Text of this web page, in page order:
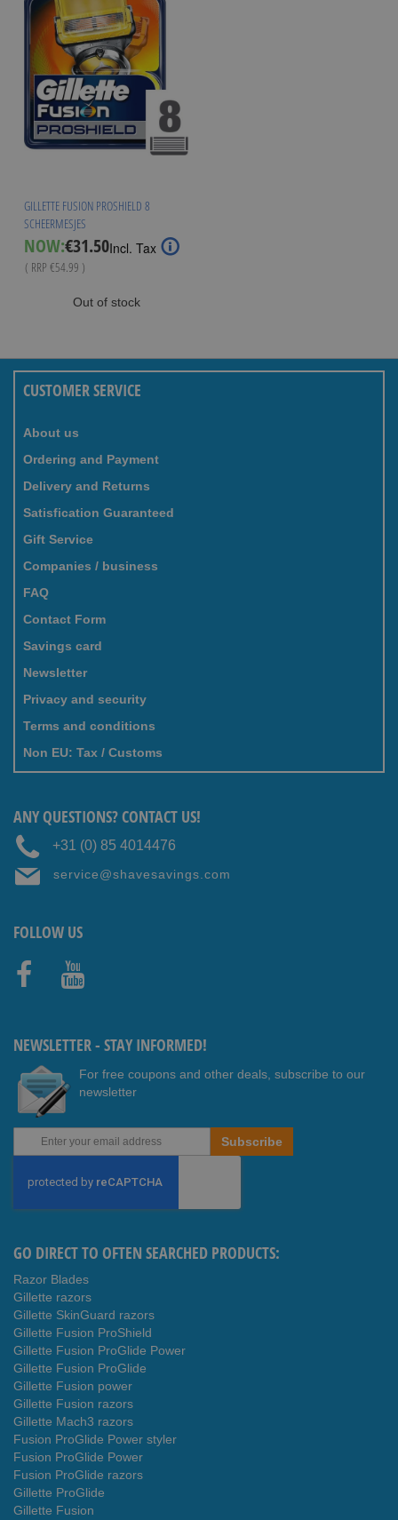
GILLETTE FUSION PROSHIELD 8
SCHEERMESJES
NOW:Special
Price
€31.50Incl. Tax
( RRP €54.99 )
Out of stock
CUSTOMER SERVICE
About us
Ordering and Payment
Delivery and Returns
Satisfication Guaranteed
Gift Service
Companies / business
FAQ
Contact Form
Savings card
Newsletter
Privacy and security
Terms and conditions
Non EU: Tax / Customs
ANY QUESTIONS? CONTACT US!
+31 (0) 85 4014476
service@shavesavings.com
FOLLOW US
NEWSLETTER - STAY INFORMED!
For free coupons and other deals, subscribe to our
newsletter
Up
Our
Newsletter:
Subscribe
GO DIRECT TO OFTEN SEARCHED PRODUCTS:
Razor Blades
Gillette razors
Gillette SkinGuard razors
Gillette Fusion ProShield
Gillette Fusion ProGlide Power
Gillette Fusion ProGlide
Gillette Fusion power
Gillette Fusion razors
Gillette Mach3 razors
Fusion ProGlide Power styler
Fusion ProGlide Power
Fusion ProGlide razors
Gillette ProGlide
Gillette Fusion